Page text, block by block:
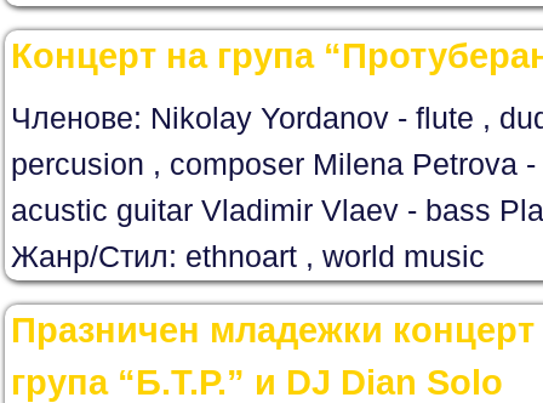
Концерт на група
Членове: Nikolay Yordanov - flute ,
percusion , composer Milena Petrova
acustic guitar Vladimir Vlaev - bass
Жанр/Стил: ethnoart , world music
Празничен младежки концерт
група “Б.Т.Р.” и DJ Dian Solo